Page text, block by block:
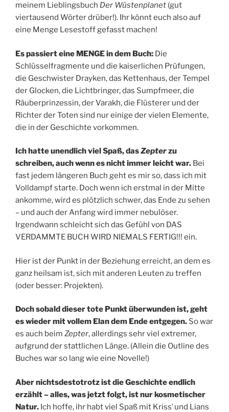
meinem Lieblingsbuch Der Wüstenplanet (gut
viertausend Wörter drüber!). Ihr könnt euch also auf
eine Menge Lesestoff gefasst machen!
Es passiert eine MENGE in dem Buch: Die
Schlüsselfragmente und die kaiserlichen Prüfungen,
die Geschwister Drayken, das Kettenhaus, der Tempel
der Glocken, die Lichtbringer, das Sumpfmeer, die
Räuberprinzessin, der Varakh, die Flüsterer und der
Richter der Toten sind nur einige der vielen Elemente,
die in der Geschichte vorkommen.
Ich hatte unendlich viel Spaß, dasZepterzu
schreiben, auch wenn es nicht immer leicht war. Bei
fast jedem längeren Buch geht es mir so, dass ich mit
Volldampf starte. Doch wenn ich erstmal in der Mitte
ankomme, wird es plötzlich schwer, das Ende zu sehen
– und auch der Anfang wird immer nebulöser.
Irgendwann schleicht sich das Gefühl von DAS
VERDAMMTE BUCH WIRD NIEMALS FERTIG!!! ein.
Hier ist der Punkt in der Beziehung erreicht, an dem es
ganz heilsam ist, sich mit anderen Leuten zu treffen
(oder besser: Projekten).
Doch sobald dieser tote Punkt überwunden ist, geht
es wieder mit vollem Elan dem Ende entgegen. So war
es auch beim Zepter, allerdings sehr viel extremer,
aufgrund der stattlichen Länge. (Allein die Outline des
Buches war so lang wie eine Novelle!)
Aber nichtsdestotrotz ist die Geschichte endlich
erzählt – alles, was jetzt folgt, ist nur kosmetischer
Natur. Ich hoffe, ihr habt viel Spaß mit Krissʼ und Lians